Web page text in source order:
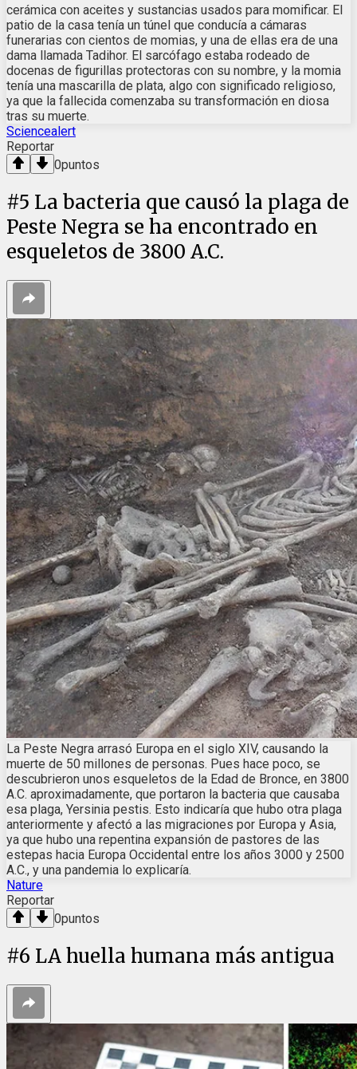
cerámica con aceites y sustancias usados para momificar. El
patio de la casa tenía un túnel que conducía a cámaras
funerarias con cientos de momias, y una de ellas era de una
dama llamada Tadihor. El sarcófago estaba rodeado de
docenas de figurillas protectoras con su nombre, y la momia
tenía una mascarilla de plata, algo con significado religioso,
ya que la fallecida comenzaba su transformación en diosa
tras su muerte.
Sciencealert
Reportar
0puntos
#5 La bacteria que causó la plaga de
Peste Negra se ha encontrado en
esqueletos de 3800 A.C.
La Peste Negra arrasó Europa en el siglo XIV, causando la
muerte de 50 millones de personas. Pues hace poco, se
descubrieron unos esqueletos de la Edad de Bronce, en 3800
A.C. aproximadamente, que portaron la bacteria que causaba
esa plaga, Yersinia pestis. Esto indicaría que hubo otra plaga
anteriormente y afectó a las migraciones por Europa y Asia,
ya que hubo una repentina expansión de pastores de las
estepas hacia Europa Occidental entre los años 3000 y 2500
A.C., y una pandemia lo explicaría.
Nature
Reportar
0puntos
#6 LA huella humana más antigua